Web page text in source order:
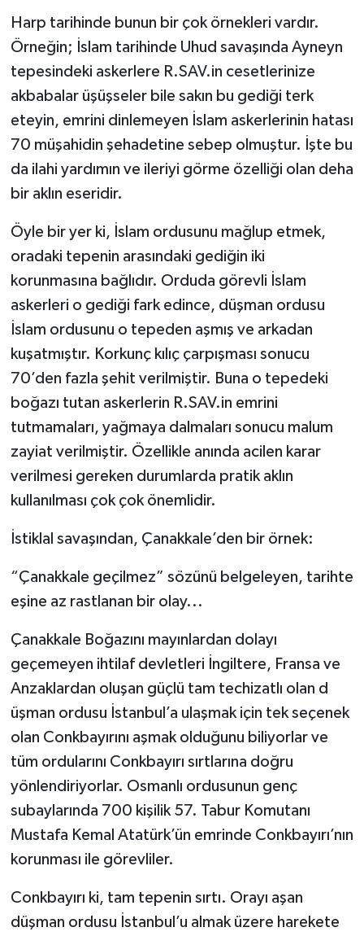
Harp tarihinde bunun bir çok örnekleri vardır.
Örneğin; İslam tarihinde Uhud savaşında Ayneyn
tepesindeki askerlere R.SAV.in cesetlerinize
akbabalar üşüşseler bile sakın bu gediği terk
eteyin, emrini dinlemeyen İslam askerlerinin hatası
70 müşahidin şehadetine sebep olmuştur. İşte bu
da ilahi yardımın ve ileriyi görme özelliği olan deha
bir aklın eseridir.
Öyle bir yer ki, İslam ordusunu mağlup etmek,
oradaki tepenin arasındaki gediğin iki
korunmasına bağlıdır. Orduda görevli İslam
askerleri o gediği fark edince, düşman ordusu
İslam ordusunu o tepeden aşmış ve arkadan
kuşatmıştır. Korkunç kılıç çarpışması sonucu
70’den fazla şehit verilmiştir. Buna o tepedeki
boğazı tutan askerlerin R.SAV.in emrini
tutmamaları, yağmaya dalmaları sonucu malum
zayiat verilmiştir. Özellikle anında acilen karar
verilmesi gereken durumlarda pratik aklın
kullanılması çok çok önemlidir.
İstiklal savaşından, Çanakkale’den bir örnek:
“Çanakkale geçilmez” sözünü belgeleyen, tarihte
eşine az rastlanan bir olay...
Çanakkale Boğazını mayınlardan dolayı
geçemeyen ihtilaf devletleri İngiltere, Fransa ve
Anzaklardan oluşan güçlü tam techizatlı olan d
üşman ordusu İstanbul’a ulaşmak için tek seçenek
olan Conkbayırını aşmak olduğunu biliyorlar ve
tüm ordularını Conkbayırı sırtlarına doğru
yönlendiriyorlar. Osmanlı ordusunun genç
subaylarında 700 kişilik 57. Tabur Komutanı
Mustafa Kemal Atatürk’ün emrinde Conkbayırı’nın
korunması ile görevliler.
Conkbayırı ki, tam tepenin sırtı. Orayı aşan
düşman ordusu İstanbul’u almak üzere harekete